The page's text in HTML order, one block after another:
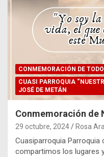
CONMEMORACIÓN DE
CUASI PARROQUIA
JOSÉ DE METÁN
Conmemoración de
29 octubre, 2024 Rosa
Cuasiparroquia Parroquia
compartimos los lugares